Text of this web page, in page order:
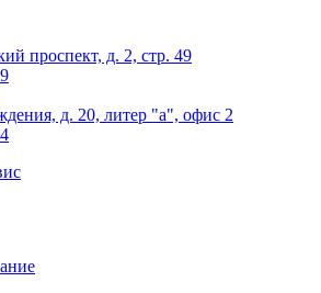
проспект, д. 2, стр. 49
д. 20, литер "a", офис 2